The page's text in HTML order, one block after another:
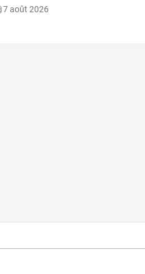
7 août 2026